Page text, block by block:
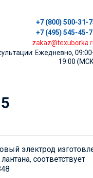
+7 (800) 500-31-
+7 (495) 545-45-
Ежедневно,
19:00
электрод
соответствует